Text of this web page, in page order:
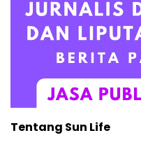
Tentang Sun Life